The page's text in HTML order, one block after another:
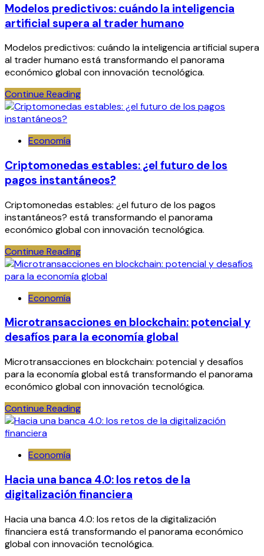
Modelos predictivos: cuándo la inteligencia
artificial supera al trader humano
Modelos predictivos: cuándo la inteligencia artificial supera
al trader humano está transformando el panorama
económico global con innovación tecnológica.
Continue Reading
Economía
Criptomonedas estables: ¿el futuro de los
pagos instantáneos?
Criptomonedas estables: ¿el futuro de los pagos
instantáneos? está transformando el panorama
económico global con innovación tecnológica.
Continue Reading
Economía
Microtransacciones en blockchain: potencial y
desafíos para la economía global
Microtransacciones en blockchain: potencial y desafíos
para la economía global está transformando el panorama
económico global con innovación tecnológica.
Continue Reading
Economía
Hacia una banca 4.0: los retos de la
digitalización financiera
Hacia una banca 4.0: los retos de la digitalización
financiera está transformando el panorama económico
global con innovación tecnológica.